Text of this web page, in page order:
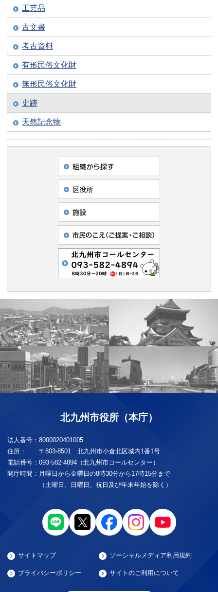
工芸品
古文書
考古資料
有形民俗文化財
無形民俗文化財
史跡
天然記念物
北九州市役所（本庁）
法人番号： 8000020401005
住所：
〒803-8501 北九州市小倉北区城内1番1号
電話番号： 093-582-4894（北九州市コールセンター）
開庁時間： 月曜日から金曜日の8時30分から17時15分まで
（土曜日、日曜日、祝日及び年末年始を除く）
サイトマップ ソーシャルメディア利用規約
プライバシーポリシー サイトのご利用について